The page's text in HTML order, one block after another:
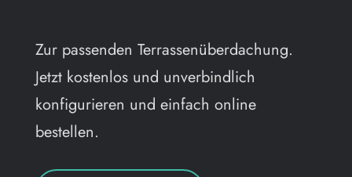
Zur passenden Terrassenüberdachung.
Jetzt kostenlos und unverbindlich
konfigurieren und einfach online
bestellen.